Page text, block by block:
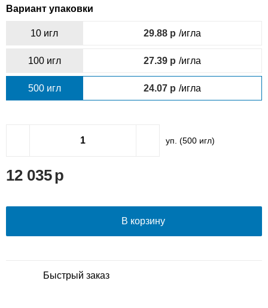
Вариант упаковки
10 игл 29.88 /игла
100 игл 27.39 /игла
500 игл 24.07 /игла
уп. (500игл)
12 035
В корзину
Быстрый заказ